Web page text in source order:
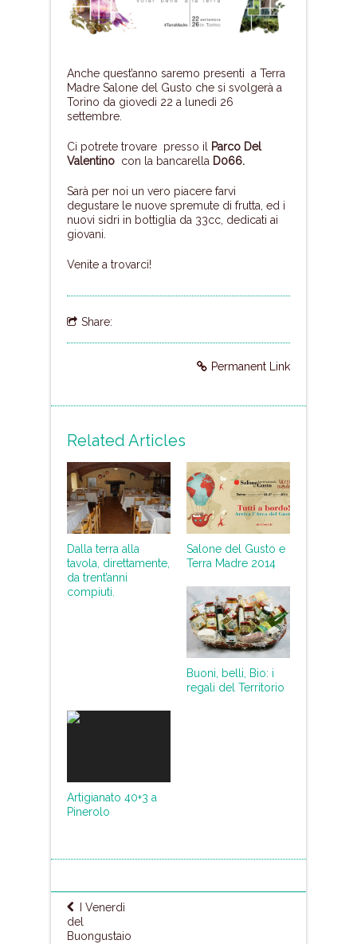
Anche quest’anno saremo presenti a Terra
Madre Salone del Gusto che si svolgerà a
Torino da giovedì 22 a lunedì 26
settembre.
Ci potrete trovare presso il Parco Del
Valentino con la bancarella D066.
Sarà per noi un vero piacere farvi
degustare le nuove spremute di frutta, ed i
nuovi sidri in bottiglia da 33cc, dedicati ai
giovani.
Venite a trovarci!
Share:
Permanent Link
Related Articles
Dalla terra alla
tavola, direttamente,
da trent’anni
compiuti.
Salone del Gusto e
Terra Madre 2014
Buoni, belli, Bio: i
regali del Territorio
Artigianato 40+3 a
Pinerolo
I Venerdì
del
Buongustaio